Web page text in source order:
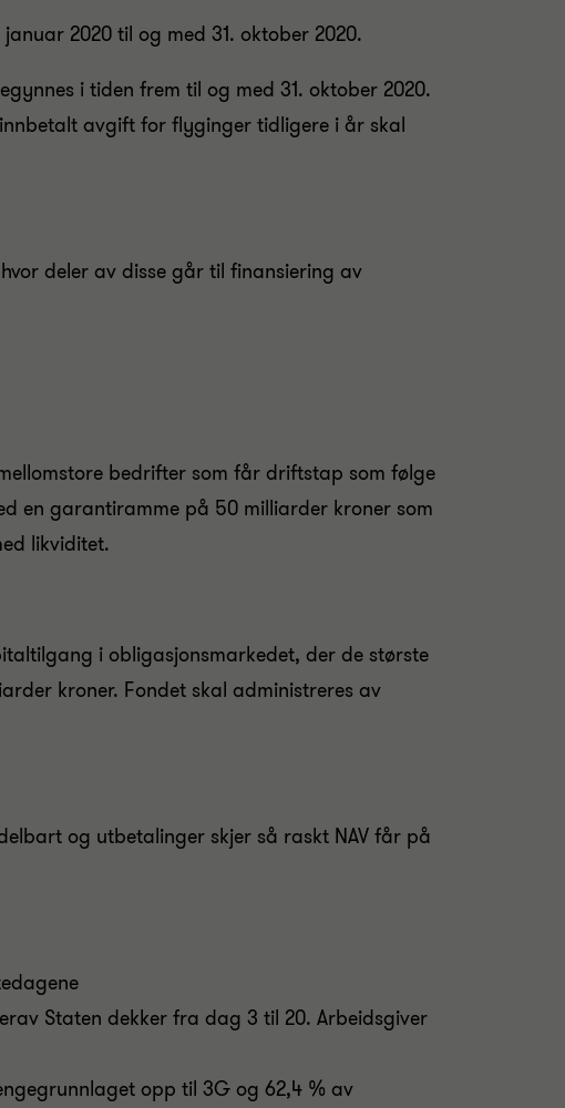
2020 til og med 31. oktober 2020.
i tiden frem til og med 31. oktober 2020.
avgift for flyginger tidligere i år skal
deler av disse går til finansiering av
bedrifter som får driftstap som følge
en garantiramme på 50 milliarder kroner som
likviditet.
i obligasjonsmarkedet, der de største
kroner. Fondet skal administreres av
og utbetalinger skjer så raskt NAV får på
Staten dekker fra dag 3 til 20. Arbeidsgiver
opp til 3G og 62,4 % av